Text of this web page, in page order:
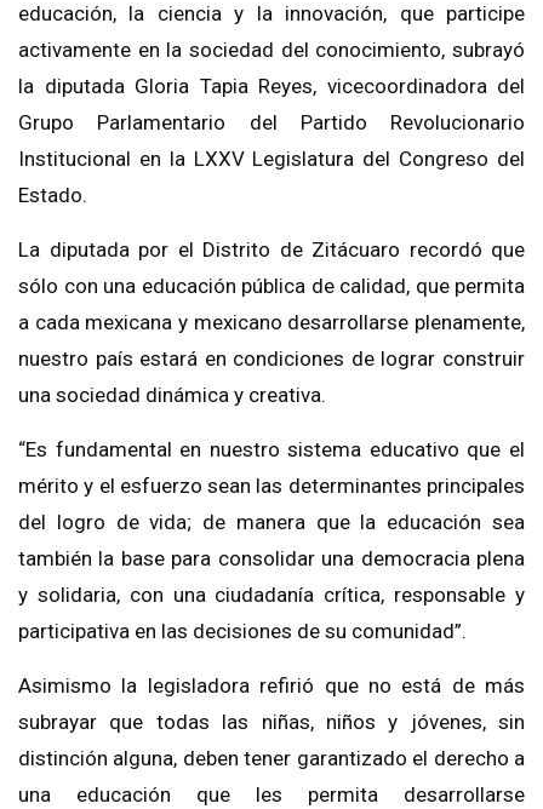
educación, la ciencia y la innovación, que participe
activamente en la sociedad del conocimiento, subrayó
la diputada Gloria Tapia Reyes, vicecoordinadora del
Grupo Parlamentario del Partido Revolucionario
Institucional en la LXXV Legislatura del Congreso del
Estado.
La diputada por el Distrito de Zitácuaro recordó que
sólo con una educación pública de calidad, que permita
a cada mexicana y mexicano desarrollarse plenamente,
nuestro país estará en condiciones de lograr construir
una sociedad dinámica y creativa.
“Es fundamental en nuestro sistema educativo que el
mérito y el esfuerzo sean las determinantes principales
del logro de vida; de manera que la educación sea
también la base para consolidar una democracia plena
y solidaria, con una ciudadanía crítica, responsable y
participativa en las decisiones de su comunidad”.
Asimismo la legisladora refirió que no está de más
subrayar que todas las niñas, niños y jóvenes, sin
distinción alguna, deben tener garantizado el derecho a
una educación que les permita desarrollarse